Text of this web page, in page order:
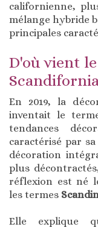
californienne,
mélange hybride
principales
D'où vient
En 2019, la
inventait le
tendances
caractérisé par
décoration
plus
réflexion est né
les termes
Elle explique